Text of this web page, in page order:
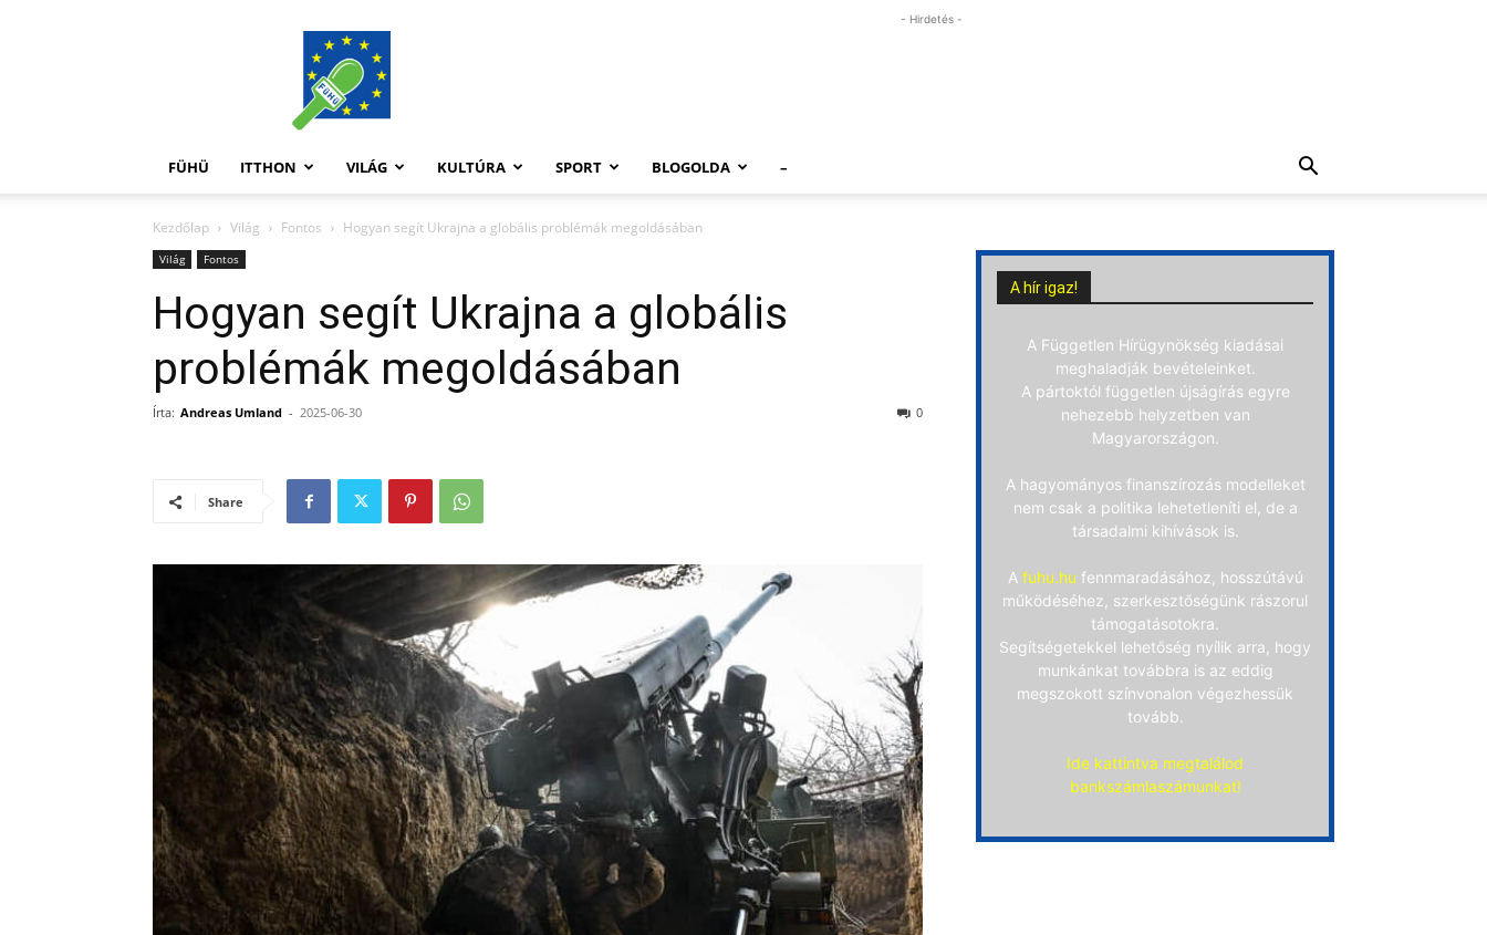
FüHü
- Hirdetés -
FÜHÜ ITTHON VILÁG KULTÚRA SPORT BLOGOLDA –
Kezdőlap Világ Fontos Hogyan segít Ukrajna a globális problémák megoldásában
Világ Fontos
Hogyan segít Ukrajna a globális
problémák megoldásában
Írta: Andreas Umland - 2025-06-30 0
Share
A hír igaz!
A Független Hírügynökség kiadásai
meghaladják bevételeinket.
A pártoktól független újságírás egyre
nehezebb helyzetben van
Magyarországon.
A hagyományos finanszírozás modelleket
nem csak a politika lehetetleníti el, de a
társadalmi kihívások is.
A fuhu.hu fennmaradásához, hosszútávú
működéséhez, szerkesztőségünk rászorul
támogatásotokra.
Segítségetekkel lehetőség nyílik arra, hogy
munkánkat továbbra is az eddig
megszokott színvonalon végezhessük
tovább.
Ide kattintva megtalálod
bankszámlaszámunkat!